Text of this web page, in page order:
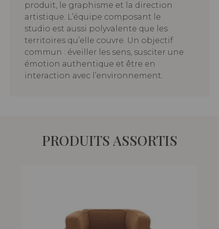
produit, le graphisme et la direction
artistique. L’équipe composant le
studio est aussi polyvalente que les
territoires qu’elle couvre. Un objectif
commun : éveiller les sens, susciter une
émotion authentique et être en
interaction avec l’environnement.
PRODUITS ASSORTIS